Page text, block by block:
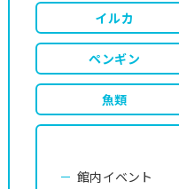
イルカ
ペンギン
魚類
館内イベント